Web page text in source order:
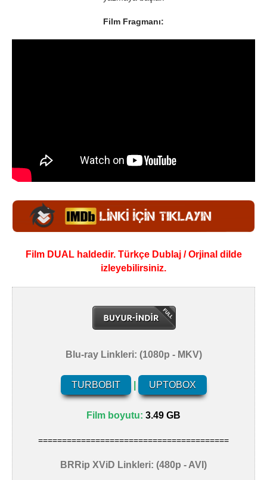
Film Fragmanı:
Film DUAL haldedir. Türkçe Dublaj / Orjinal dilde
izleyebilirsiniz.
Blu-ray Linkleri: (1080p - MKV)
TURBOBIT UPTOBOX
Film boyutu: 3.49 GB
========================================
BRRip XViD Linkleri: (480p - AVI)